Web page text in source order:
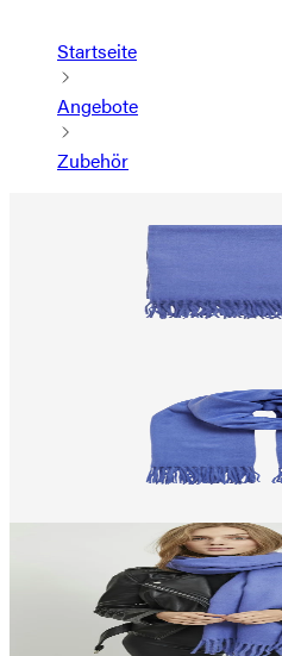
Startseite
Angebote
Zubehör